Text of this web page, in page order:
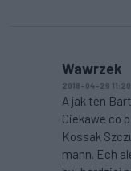
Wawrzek
2018-04-26
A jak ten
Ciekawe co
Kossak
mann. Ech